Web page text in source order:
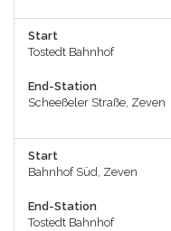
Start
Tostedt Bahnhof
End-Station
Scheeßeler Straße, Zeven
Start
Bahnhof Süd, Zeven
End-Station
Tostedt Bahnhof